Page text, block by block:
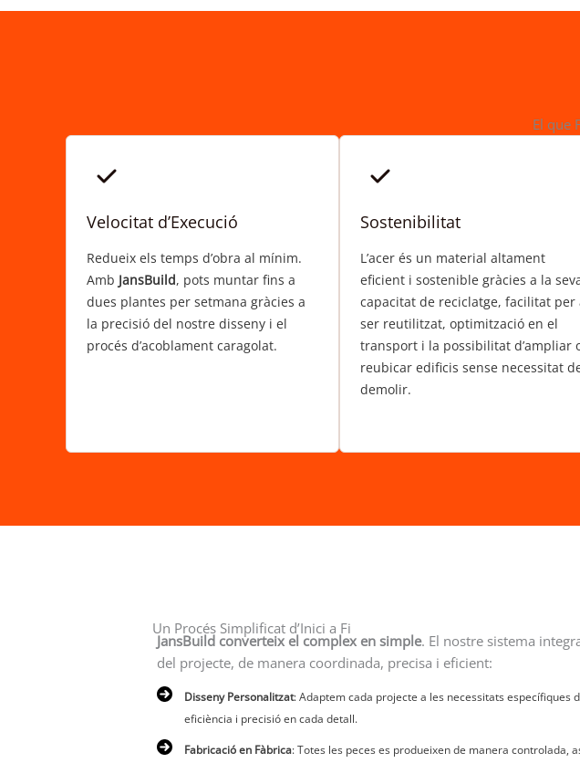
El que
Velocitat d’Execució
Redueix els temps d’obra al mínim.
Amb JansBuild, pots muntar fins a
dues plantes per setmana gràcies a
la precisió del nostre disseny i el
procés d’acoblament caragolat.
Sostenibilitat
L’acer és un material altament
eficient i sostenible gràcies a la
capacitat de reciclatge, facilitat per
ser reutilitzat, optimització en el
transport i la possibilitat d’ampliar
reubicar edificis sense necessitat
demolir.
Un Procés Simplificat d’Inici a Fi
JansBuild converteix el complex en simple. El nostre sistema
del projecte, de manera coordinada, precisa i eficient:
Disseny Personalitzat: Adaptem cada projecte a les necessitats específiques
eficiència i precisió en cada detall.
Fabricació en Fàbrica: Totes les peces es produeixen de manera controlada,